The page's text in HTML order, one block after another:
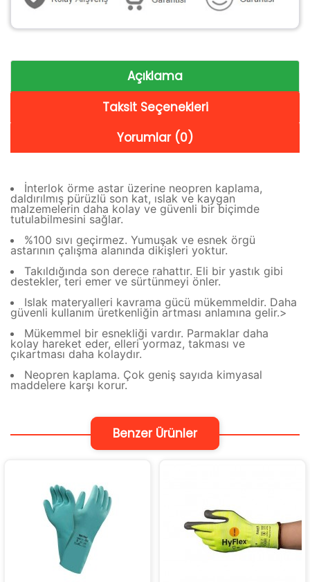
Açıklama
Taksit Seçenekleri
Yorumlar (0)
İnterlok örme astar üzerine neopren kaplama,
daldırılmış pürüzlü son kat, ıslak ve kaygan
malzemelerin daha kolay ve güvenli bir biçimde
tutulabilmesini sağlar.
%100 sıvı geçirmez. Yumuşak ve esnek örgü
astarının çalışma alanında dikişleri yoktur.
Takıldığında son derece rahattır. Eli bir yastık gibi
destekler, teri emer ve sürtünmeyi önler.
Islak materyalleri kavrama gücü mükemmeldir. Daha
güvenli kullanım üretkenliğin artması anlamına gelir.>
Mükemmel bir esnekliği vardır. Parmaklar daha
kolay hareket eder, elleri yormaz, takması ve
çıkartması daha kolaydır.
Neopren kaplama. Çok geniş sayıda kimyasal
maddelere karşı korur.
Benzer Ürünler